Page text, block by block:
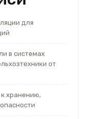
для
в системах
от
хранению,